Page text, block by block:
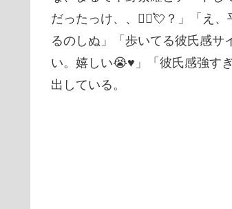
だったっけ、、🤦‍♀️💘？」「え
るのしぬ」「歩いてる彼氏感
い。嬉しい😭♥️」「彼氏感強す
出している。